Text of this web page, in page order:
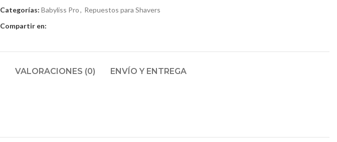
Categorías: Babyliss Pro, Repuestos para Shavers
Compartir en:
VALORACIONES (0) ENVÍO Y ENTREGA